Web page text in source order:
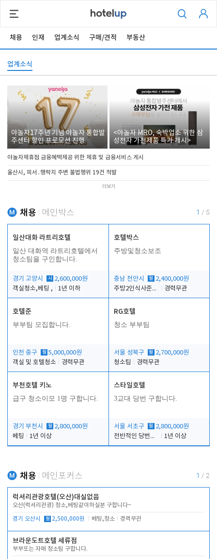
채용 인재 업계소식 구매/견적 부동산
업계소식
야놀자17주년 기념 야놀자 통합발
주센터 할인 프로모션 진행
<야놀자 MRO, 숙박업소 위한 삼
성전자 가전제품 특가 개시>
야놀자제휴점 금융혜택제공 위한 제휴 및 금융서비스 게시
울산시, 피서․행락지 주변 불법행위 19건 적발
더보기
채용 메인박스 1 / 5
일산대화 라트리호텔
일산 대화역 라트리호텔에서
청소팀을 구인합니다.
경기 고양시 시
2,600,000원
객실청소,베팅 ,
1년 이하
호텔박스
주방및청소보조
충남 천안시 월 2,400,000원
주방2인식사준비및청소린렌보조
경력무관
호텔준
부부팀 모집합니다.
인천 중구 월 5,000,000원
객실 및 호텔청소
경력무관
RG호텔
청소 부부팀
서울 성북구 월 2,700,000원
청소팀
경력무관
부천호텔 키노
급구 청소이모 1명 구합니다.
경기 부천시 월 2,800,000원
베팅
1년 이상
스타일호텔
3교대 당번 구합니다.
서울 서초구 월 2,800,000원
전반적인 당번업무
1년 이상
채용 메인포커스 1 / 2
럭셔리관광호텔(오산)대실없음
오산(럭셔리관광) 청소,베팅같이하실분 구합니다~
경기 오산시 월 2,500,000원 베팅,청소 경력무관
브라운도트호텔 세류점
부부또는 자매 청소팀 구합니다.